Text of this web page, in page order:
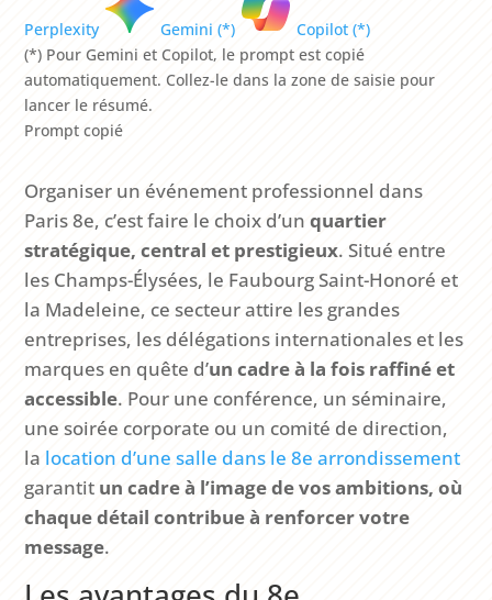
Perplexity Gemini (*)
Copilot (*)
(*) Pour Gemini et Copilot, le prompt est copié
automatiquement. Collez-le dans la zone de saisie pour
lancer le résumé.
Prompt copié
Organiser un événement professionnel dans
Paris 8e, c’est faire le choix d’unquartier
stratégique, central et prestigieux. Situé entre
les Champs-Élysées, le Faubourg Saint-Honoré et
la Madeleine, ce secteur attire les grandes
entreprises, les délégations internationales et les
marques en quête d’un cadre à la fois raffiné et
accessible. Pour une conférence, un séminaire,
une soirée corporate ou un comité de direction,
la location d’une salle dans le 8e arrondissement
garantit un cadre à l’image de vos ambitions, où
chaque détail contribue à renforcer votre
message.